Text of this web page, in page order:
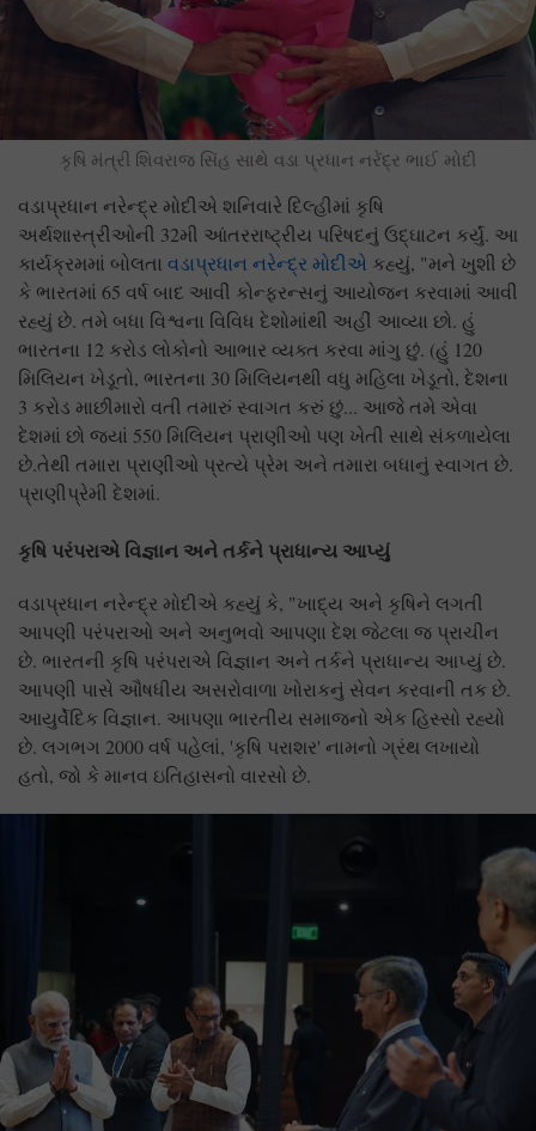
કૃષિ મંત્રી શિવરાજ સિંહ સાથે વડા પ્રધાન નરેંદ્ર ભાઈ મોદી
વડાપ્રધાન નરેન્દ્ર મોદીએ શનિવારે દિલ્હીમાં કૃષિ
અર્થશાસ્ત્રીઓની 32મી આંતરરાષ્ટ્રીય પરિષદનું ઉદ્ઘાટન કર્યું. આ
કાર્યક્રમમાં બોલતા વડાપ્રધાન નરેન્દ્ર મોદીએ કહ્યું, "મને ખુશી છે
કે ભારતમાં 65 વર્ષ બાદ આવી કોન્ફરન્સનું આયોજન કરવામાં આવી
રહ્યું છે. તમે બધા વિશ્વના વિવિધ દેશોમાંથી અહીં આવ્યા છો. હું
ભારતના 12 કરોડ લોકોનો આભાર વ્યક્ત કરવા માંગુ છું. (હું 120
મિલિયન ખેડૂતો, ભારતના 30 મિલિયનથી વધુ મહિલા ખેડૂતો, દેશના
3 કરોડ માછીમારો વતી તમારું સ્વાગત કરું છું... આજે તમે એવા
દેશમાં છો જ્યાં 550 મિલિયન પ્રાણીઓ પણ ખેતી સાથે સંકળાયેલા
છે.તેથી તમારા પ્રાણીઓ પ્રત્યે પ્રેમ અને તમારા બધાનું સ્વાગત છે.
પ્રાણીપ્રેમી દેશમાં.
કૃષિ પરંપરાએ વિજ્ઞાન અને તર્કને પ્રાધાન્ય આપ્યું
વડાપ્રધાન નરેન્દ્ર મોદીએ કહ્યું કે, "ખાદ્ય અને કૃષિને લગતી
આપણી પરંપરાઓ અને અનુભવો આપણા દેશ જેટલા જ પ્રાચીન
છે. ભારતની કૃષિ પરંપરાએ વિજ્ઞાન અને તર્કને પ્રાધાન્ય આપ્યું છે.
આપણી પાસે ઔષધીય અસરોવાળા ખોરાકનું સેવન કરવાની તક છે.
આયુર્વેદિક વિજ્ઞાન. આપણા ભારતીય સમાજનો એક હિસ્સો રહ્યો
છે. લગભગ 2000 વર્ષ પહેલાં, 'કૃષિ પરાશર' નામનો ગ્રંથ લખાયો
હતો, જો કે માનવ ઇતિહાસનો વારસો છે.